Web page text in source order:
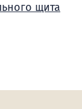
щита